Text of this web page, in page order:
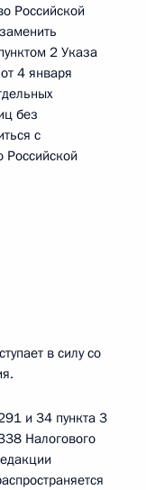
Российской
2 Указа
4 января
без
с
Российской
в силу со
и 34 пункта 3
Налогового